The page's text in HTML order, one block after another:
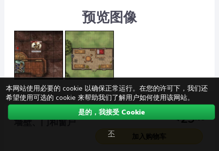
预览图像
墙壁、门和窗户 $29.95
加入购物车
本网站使用必要的 cookie 以确保正常运行。在您的许可下，我们还
希望使用可选的 cookie 来帮助我们了解用户如何使用该网站。
是的，我接受 Cookie
不